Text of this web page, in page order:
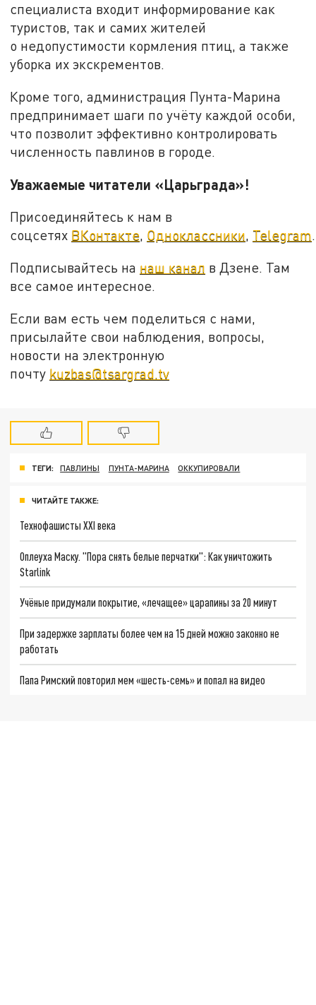
специалиста входит информирование как
туристов, так и самих жителей
о недопустимости кормления птиц, а также
уборка их экскрементов.
Кроме того, администрация Пунта-Марина
предпринимает шаги по учёту каждой особи,
что позволит эффективно контролировать
численность павлинов в городе.
Уважаемые читатели «Царьграда»!
Присоединяйтесь к нам в
соцсетях ВКонтакте, Одноклассники, Telegram.
Подписывайтесь на наш канал в Дзене. Там
все самое интересное.
Если вам есть чем поделиться с нами,
присылайте свои наблюдения, вопросы,
новости на электронную
почту kuzbas@tsargrad.tv
ТЕГИ: ПАВЛИНЫ ПУНТА-МАРИНА ОККУПИРОВАЛИ
ЧИТАЙТЕ ТАКЖЕ:
Технофашисты XXI века
Оплеуха Маску. "Пора снять белые перчатки": Как уничтожить
Starlink
Учёные придумали покрытие, «лечащее» царапины за 20 минут
При задержке зарплаты более чем на 15 дней можно законно не
работать
Папа Римский повторил мем «шесть-семь» и попал на видео